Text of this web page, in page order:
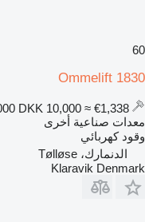
60
Ommelift 1830
DKK 10,000 ≈ €1,338
معدات صناعية أخرى
وقود كهربائي
الدنمارك، Tølløse
Klaravik Denmark